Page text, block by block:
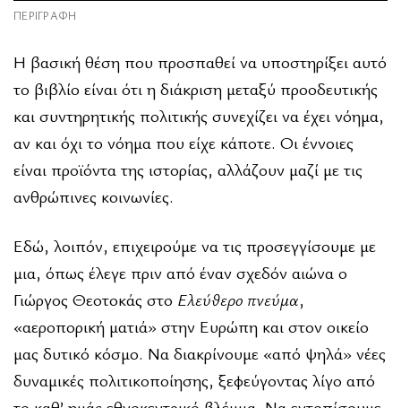
ΠΕΡΙΓΡΑΦΉ
Η βασική θέση που προσπαθεί να υποστηρίξει αυτό
το βιβλίο είναι ότι η διάκριση μεταξύ προοδευτικής
και συντηρητι­κής πολιτικής συνεχίζει να έχει νόημα,
αν και όχι το νόημα που είχε κάποτε. Οι έννοιες
είναι προϊόντα της ιστορίας, αλλάζουν μαζί με τις
ανθρώπινες κοινωνίες.
Εδώ, λοιπόν, επιχειρούμε να τις προσεγγίσουμε με
μια, όπως έλεγε πριν από έναν σχεδόν αιώνα ο
Γιώργος Θεοτοκάς στο Ελεύθερο πνεύμα,
«αεροπορική ματιά» στην Ευρώπη και στον οικείο
μας δυτικό κόσμο. Να διακρίνουμε «από ψηλά» νέες
δυναμικές πολιτικοποίησης, ξεφεύγοντας λίγο από